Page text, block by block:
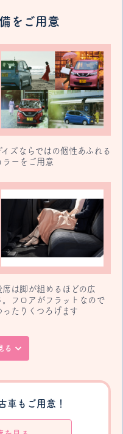
をご用意
イズならではの個性あふれる
ラーをご用意
席は脚が組めるほどの広
。フロアがフラットなので
ったりくつろげます
る
車もご用意！